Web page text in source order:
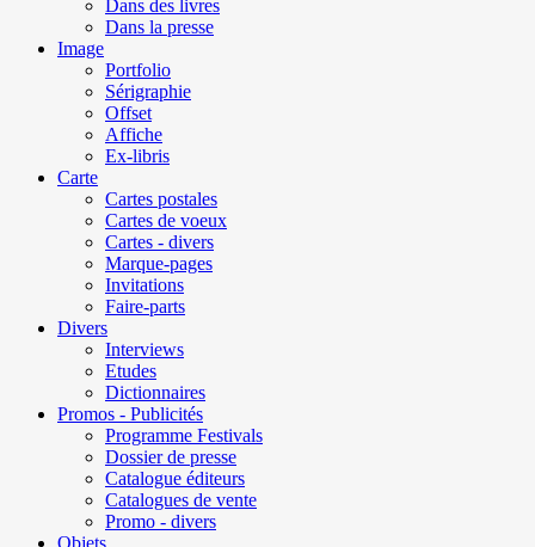
Dans des livres
Dans la presse
Image
Portfolio
Sérigraphie
Offset
Affiche
Ex-libris
Carte
Cartes postales
Cartes de voeux
Cartes - divers
Marque-pages
Invitations
Faire-parts
Divers
Interviews
Etudes
Dictionnaires
Promos - Publicités
Programme Festivals
Dossier de presse
Catalogue éditeurs
Catalogues de vente
Promo - divers
Objets